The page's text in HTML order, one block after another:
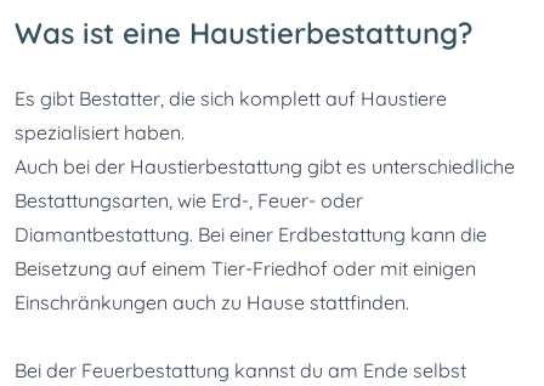
Was ist eine Haustierbestattung?
Es gibt Bestatter, die sich komplett auf Haustiere
spezialisiert haben.
Auch bei der Haustierbestattung gibt es unterschiedliche
Bestattungsarten, wie Erd-, Feuer- oder
Diamantbestattung. Bei einer Erdbestattung kann die
Beisetzung auf einem Tier-Friedhof oder mit einigen
Einschränkungen auch zu Hause stattfinden.
Bei der Feuerbestattung kannst du am Ende selbst